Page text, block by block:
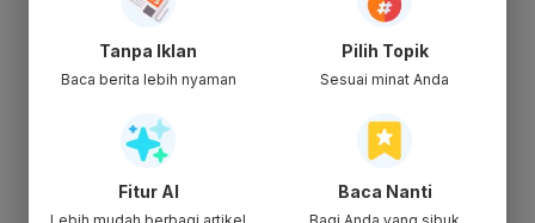
Tanpa Iklan
Baca berita lebih nyaman
Pilih Topik
Sesuai minat Anda
Fitur AI Baca Nanti